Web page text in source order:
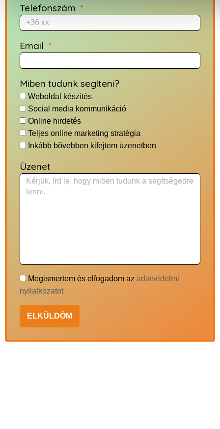
Telefonszám
Email
Miben tudunk segíteni?
Weboldal készítés
Social media kommunikáció
Online hirdetés
Teljes online marketing stratégia
Inkább bővebben kifejtem üzenetben
Üzenet
Megismertem és elfogadom az adatvédelmi
nyilatkozatot
ELKÜLDÖM